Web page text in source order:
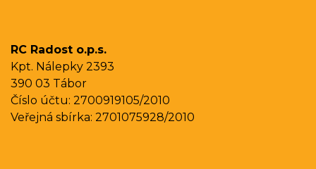
RC Radost o.p.s.
Kpt. Nálepky 2393
390 03 Tábor
Číslo účtu: 2700919105/2010
Veřejná sbírka: 2701075928/2010